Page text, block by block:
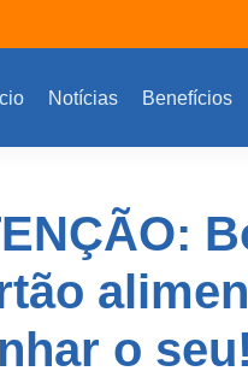
Notícias Benefícios
o seu!